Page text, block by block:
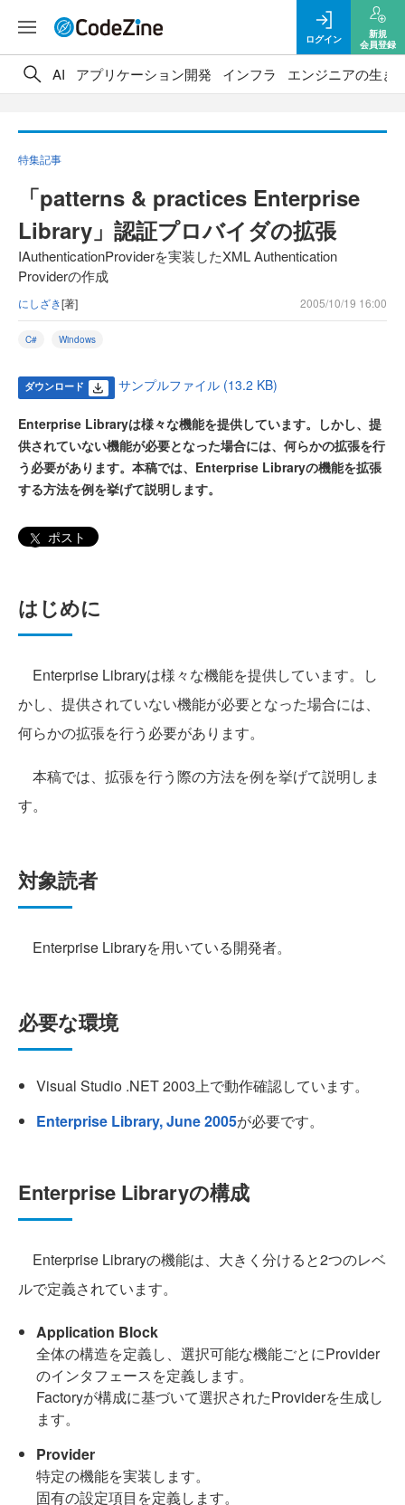
ログイン
新規
会員登録
AI アプリケーション開発 インフラ エンジニアの生き
特集記事
「patterns & practices Enterprise
Library」認証プロバイダの拡張
IAuthenticationProviderを実装したXML Authentication
Providerの作成
にしざき[著] 2005/10/19 16:00
C# Windows
ダウンロード サンプルファイル (13.2 KB)
Enterprise Libraryは様々な機能を提供しています。しかし、提
供されていない機能が必要となった場合には、何らかの拡張を行
う必要があります。本稿では、Enterprise Libraryの機能を拡張
する方法を例を挙げて説明します。
ポスト
はじめに
Enterprise Libraryは様々な機能を提供しています。し
かし、提供されていない機能が必要となった場合には、
何らかの拡張を行う必要があります。
本稿では、拡張を行う際の方法を例を挙げて説明しま
す。
対象読者
Enterprise Libraryを用いている開発者。
必要な環境
Visual Studio .NET 2003上で動作確認しています。
Enterprise Library, June 2005が必要です。
Enterprise Libraryの構成
Enterprise Libraryの機能は、大きく分けると2つのレベ
ルで定義されています。
Application Block
全体の構造を定義し、選択可能な機能ごとにProvider
のインタフェースを定義します。
Factoryが構成に基づいて選択されたProviderを生成し
ます。
Provider
特定の機能を実装します。
固有の設定項目を定義します。